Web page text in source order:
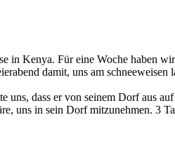
in Kenya. Für eine Woche haben
damit, uns am schneeweisen
uns, dass er von seinem Dorf aus
uns in sein Dorf mitzunehmen. 3